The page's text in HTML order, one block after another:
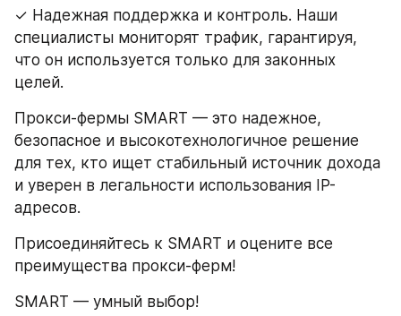
✓ Надежная поддержка и контроль. Наши
специалисты мониторят трафик, гарантируя,
что он используется только для законных
целей.
Прокси-фермы SMART — это надежное,
безопасное и высокотехнологичное решение
для тех, кто ищет стабильный источник дохода
и уверен в легальности использования IP-
адресов.
Присоединяйтесь к SMART и оцените все
преимущества прокси-ферм!
SMART — умный выбор!